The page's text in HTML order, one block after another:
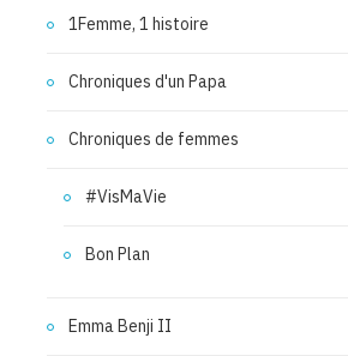
1Femme, 1 histoire
Chroniques d'un Papa
Chroniques de femmes
#VisMaVie
Bon Plan
Emma Benji II